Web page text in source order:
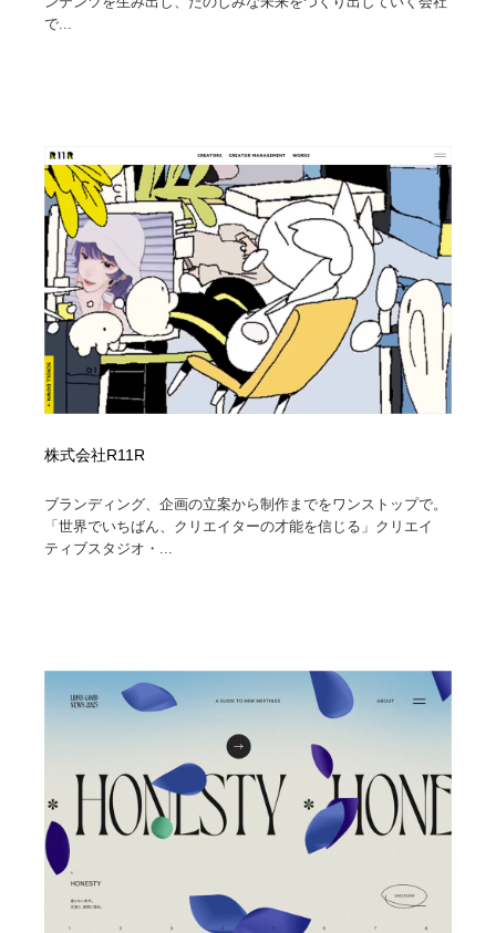
で...
株式会社R11R
ブランディング、企画の立案から制作までをワンストップで。
「世界でいちばん、クリエイターの才能を信じる」クリエイ
ティブスタジオ・...